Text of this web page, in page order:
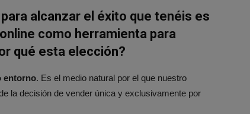
alcanzar el éxito que tenéis es
como herramienta para
qué esta elección?
entorno. Es el medio natural por el que nuestro
la decisión de vender única y exclusivamente por